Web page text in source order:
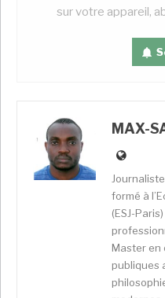
manifestations. Les
retentissantes depuis
Patrice Talon à qui il
béninoise ira à la
repoussé, contre les
45 jours la date de
présidente du
Un choix d’une femme
probable plan Aïvo/
delà du fait qu’il s’agit
dans leur pays, le
ministre ont en
sur votre appareil,
MAX-
formé à
(ESJ-
Master en
publiques